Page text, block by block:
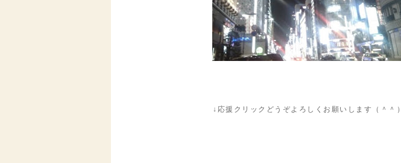
↓応援クリックどうぞよろしくお願いします（＾＾）